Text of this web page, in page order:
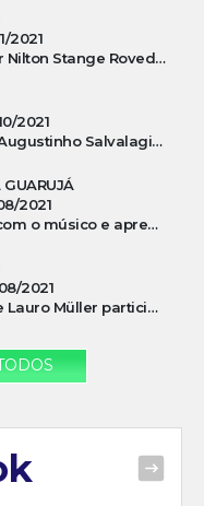
2021
A agricultor Nilton Stange Roveda, afirma ter recebido ajuda espiritual durante acidente
2021
Agricultor, Augustinho Salvalagio, relata sobre aparição do Cavaleiro Negro no Rio das Furnas
2021
Entrevista com o músico e apresentador, Lismael Ferrareis, no Cidade e Campo
2021
Morador de Lauro Müller participa de motociata em apoio a Bolsonaro